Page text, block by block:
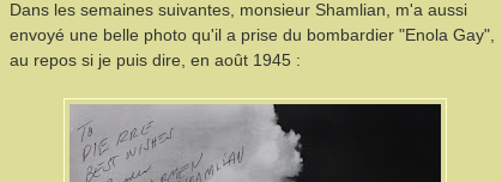
Dans les semaines suivantes, monsieur Shamlian, m'a aussi
envoyé une belle photo qu'il a prise du bombardier "Enola Gay",
au repos si je puis dire, en août 1945 :